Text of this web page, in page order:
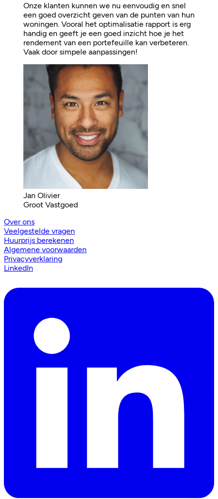
Onze klanten kunnen we nu eenvoudig en snel
een goed overzicht geven van de punten van hun
woningen. Vooral het optimalisatie rapport is erg
handig en geeft je een goed inzicht hoe je het
rendement van een portefeuille kan verbeteren.
Vaak door simpele aanpassingen!
Jan Olivier
Groot Vastgoed
Over ons
Veelgestelde vragen
Huurprijs berekenen
Algemene voorwaarden
Privacyverklaring
LinkedIn